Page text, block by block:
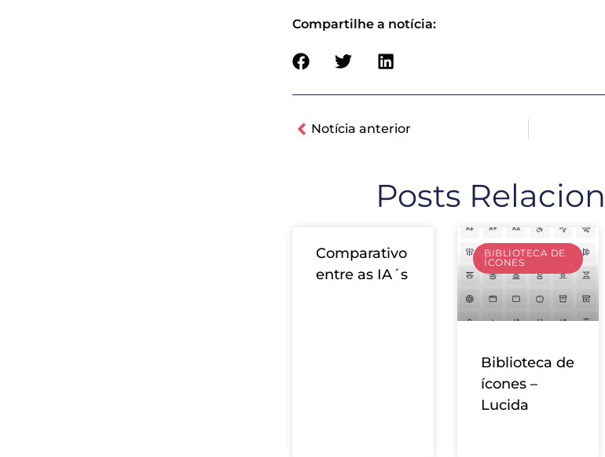
Compartilhe a notícia:
Notícia anterior
Posts
Comparativo
entre as IA´s
BIBLIOTECA DE
ÍCONES
Biblioteca de
ícones –
Lucida